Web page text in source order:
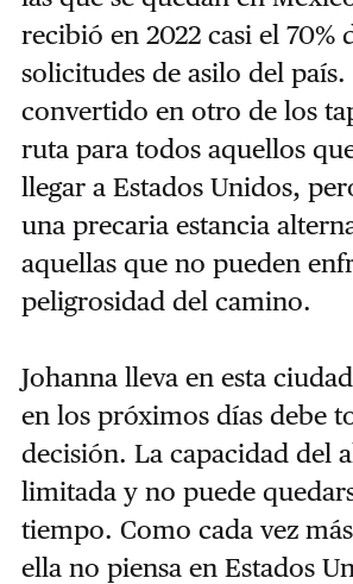
recibió en 2022 casi el 70%
solicitudes de asilo del país.
convertido en otro de los
ruta para todos aquellos
llegar a Estados Unidos,
una precaria estancia
aquellas que no pueden
peligrosidad del camino.
Johanna lleva en esta
en los próximos días debe
decisión. La capacidad del
limitada y no puede
tiempo. Como cada vez
ella no piensa en Estados